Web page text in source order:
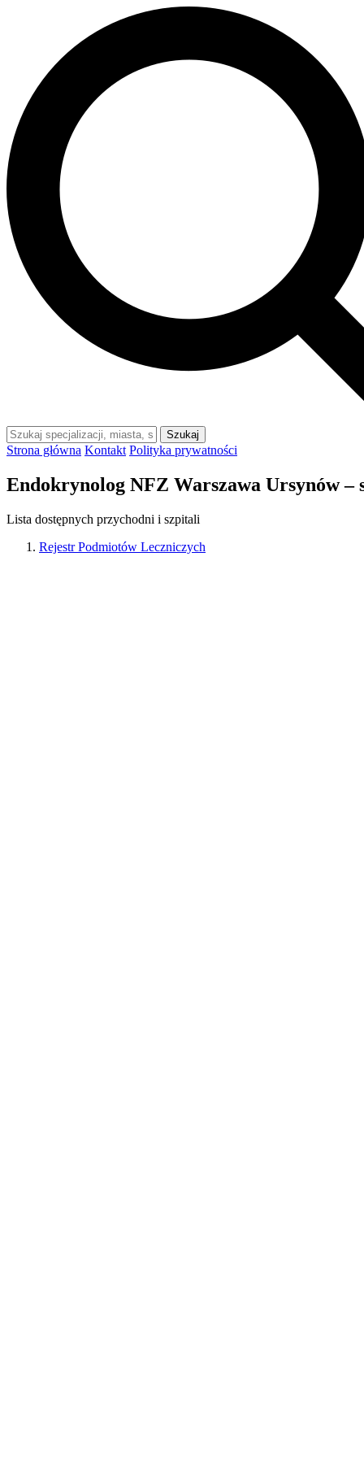
Szukaj
Strona główna Kontakt Polityka prywatności
Endokrynolog NFZ Warszawa Ursynów –
Lista dostępnych przychodni i szpitali
Rejestr Podmiotów Leczniczych